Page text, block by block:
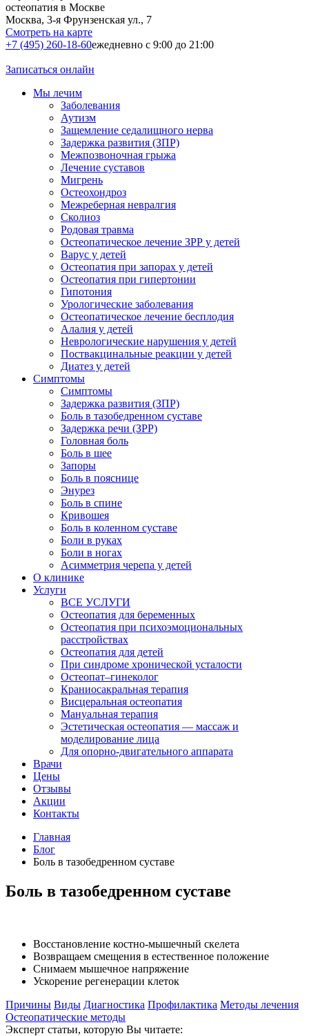
остеопатия в Москве
Москва, 3-я Фрунзенская ул., 7
Смотреть на карте
+7 (495) 260-18-60ежедневно с 9:00 до 21:00
Записаться онлайн
Мы лечим
Заболевания
Аутизм
Защемление седалищного нерва
Задержка развития (ЗПР)
Межпозвоночная грыжа
Лечение суставов
Мигрень
Остеохондроз
Межреберная невралгия
Сколиоз
Родовая травма
Остеопатическое лечение ЗРР у детей
Варус у детей
Остеопатия при запорах у детей
Остеопатия при гипертонии
Гипотония
Урологические заболевания
Остеопатическое лечение бесплодия
Алалия у детей
Неврологические нарушения у детей
Поствакцинальные реакции у детей
Диатез у детей
Симптомы
Симптомы
Задержка развития (ЗПР)
Боль в тазобедренном суставе
Задержка речи (ЗРР)
Головная боль
Боль в шее
Запоры
Боль в пояснице
Энурез
Боль в спине
Кривошея
Боль в коленном суставе
Боли в руках
Боли в ногах
Асимметрия черепа у детей
О клинике
Услуги
ВСЕ УСЛУГИ
Остеопатия для беременных
Остеопатия при психоэмоциональных
расстройствах
Остеопатия для детей
При синдроме хронической усталости
Остеопат–гинеколог
Краниосакральная терапия
Висцеральная остеопатия
Мануальная терапия
Эстетическая остеопатия — массаж и
моделирование лица
Для опорно-двигательного аппарата
Врачи
Цены
Отзывы
Акции
Контакты
Главная
Блог
Боль в тазобедренном суставе
Боль в тазобедренном суставе
Восстановление костно-мышечный скелета
Возвращаем смещения в естественное положение
Снимаем мышечное напряжение
Ускорение регенерации клеток
Причины Виды Диагностика Профилактика Методы лечения
Остеопатические методы
Эксперт статьи, которую Вы читаете: